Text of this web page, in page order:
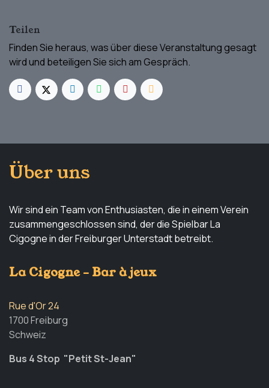
Teilen
Finden Sie heraus, was über diese Veranstaltung gesagt
wird und beteiligen Sie sich am Gespräch.
Über uns
Wir sind ein Team von Enthusiasten, die in einem Verein
zusammengeschlossen sind, der die Spielbar La
Cigogne in der Freiburger Unterstadt betreibt.
La Cigogne - Bar à jeux
Rue d'Or 24
1700 Freiburg
Schweiz
Bus 4 Stop "Petit St-Jean"